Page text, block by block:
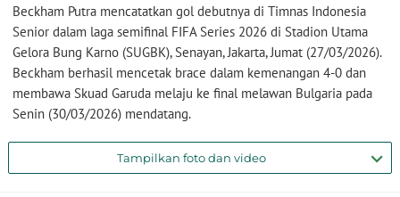
Beckham Putra mencatatkan gol debutnya di Timnas Indonesia
Senior dalam laga semifinal FIFA Series 2026 di Stadion Utama
Gelora Bung Karno (SUGBK), Senayan, Jakarta, Jumat (27/03/2026).
Beckham berhasil mencetak brace dalam kemenangan 4-0 dan
membawa Skuad Garuda melaju ke final melawan Bulgaria pada
Senin (30/03/2026) mendatang.
Tampilkan foto dan video